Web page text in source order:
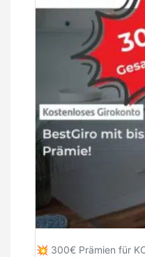
💥 300€ Prämien für